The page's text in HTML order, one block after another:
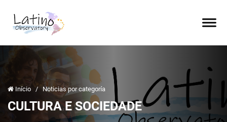
Início / Noticias por categoría
CULTURA E SOCIEDADE